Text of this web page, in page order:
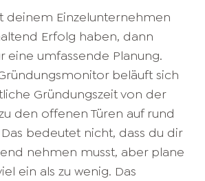
deinem Einzelunternehmen
Erfolg haben, dann
eine umfassende Planung.
beläuft sich
Gründungszeit von der
den offenen Türen auf rund
bedeutet nicht, dass du dir
nehmen musst, aber plane
ein als zu wenig. Das